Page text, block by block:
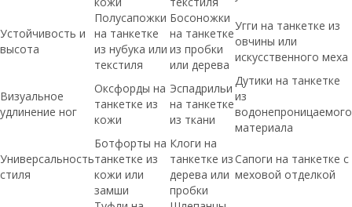
Устойчивость и
высота
Полусапожки
на танкетке
из нубука или
текстиля
Босоножки
на танкетке
из пробки
или дерева
Угги на танкетке из
овчины или
искусственного меха
Визуальное
удлинение ног
Оксфорды на
танкетке из
кожи
Эспадрильи
на танкетке
из ткани
Дутики на танкетке
из
водонепроницаемого
материала
Универсальность
стиля
Ботфорты на
танкетке из
кожи или
замши
Клоги на
танкетке из
дерева или
пробки
Сапоги на танкетке с
меховой отделкой